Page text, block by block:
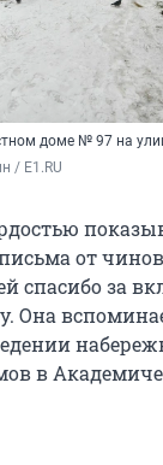
доме № 97 на
/ E1.RU
от
спасибо за
Она
в